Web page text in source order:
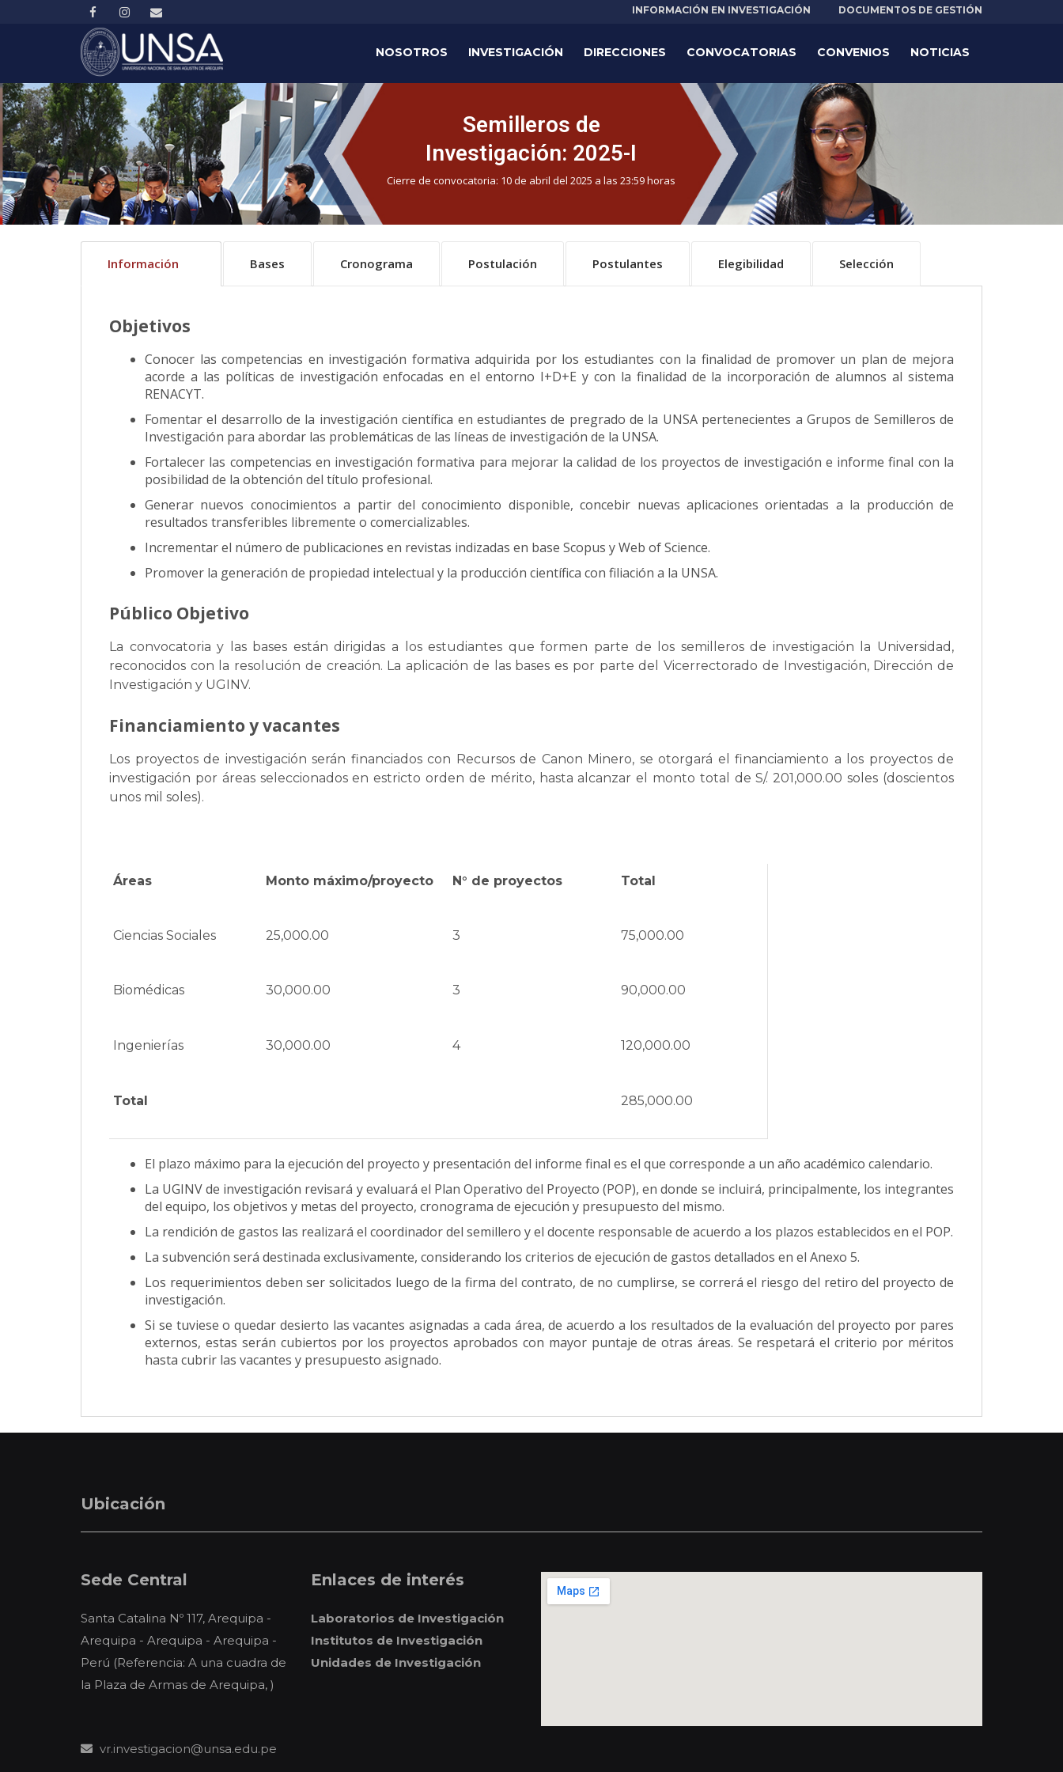
INFORMACIÓN EN INVESTIGACIÓN DOCUMENTOS DE GESTIÓN
NOSOTROS INVESTIGACIÓN DIRECCIONES CONVOCATORIAS CONVENIOS NOTICIAS
Semilleros de
Investigación: 2025-I
Cierre de convocatoria: 10 de abril del 2025 a las 23:59 horas
Información Bases Cronograma Postulación Postulantes Elegibilidad Selección
Objetivos
Conocer las competencias en investigación formativa adquirida por los estudiantes con la finalidad de promover un plan de mejora
acorde a las políticas de investigación enfocadas en el entorno I+D+E y con la finalidad de la incorporación de alumnos al sistema
RENACYT.
Fomentar el desarrollo de la investigación científica en estudiantes de pregrado de la UNSA pertenecientes a Grupos de Semilleros de
Investigación para abordar las problemáticas de las líneas de investigación de la UNSA.
Fortalecer las competencias en investigación formativa para mejorar la calidad de los proyectos de investigación e informe final con la
posibilidad de la obtención del título profesional.
Generar nuevos conocimientos a partir del conocimiento disponible, concebir nuevas aplicaciones orientadas a la producción de
resultados transferibles libremente o comercializables.
Incrementar el número de publicaciones en revistas indizadas en base Scopus y Web of Science.
Promover la generación de propiedad intelectual y la producción científica con filiación a la UNSA.
Público Objetivo
La convocatoria y las bases están dirigidas a los estudiantes que formen parte de los semilleros de investigación la Universidad,
reconocidos con la resolución de creación. La aplicación de las bases es por parte del Vicerrectorado de Investigación, Dirección de
Investigación y UGINV.
Financiamiento y vacantes
Los proyectos de investigación serán financiados con Recursos de Canon Minero, se otorgará el financiamiento a los proyectos de
investigación por áreas seleccionados en estricto orden de mérito, hasta alcanzar el monto total de S/. 201,000.00 soles (doscientos
unos mil soles).
Áreas Monto máximo/proyecto N° de proyectos Total
Ciencias Sociales 25,000.00 3 75,000.00
Biomédicas 30,000.00 3 90,000.00
Ingenierías 30,000.00 4 120,000.00
Total 285,000.00
El plazo máximo para la ejecución del proyecto y presentación del informe final es el que corresponde a un año académico calendario.
La UGINV de investigación revisará y evaluará el Plan Operativo del Proyecto (POP), en donde se incluirá, principalmente, los integrantes
del equipo, los objetivos y metas del proyecto, cronograma de ejecución y presupuesto del mismo.
La rendición de gastos las realizará el coordinador del semillero y el docente responsable de acuerdo a los plazos establecidos en el POP.
La subvención será destinada exclusivamente, considerando los criterios de ejecución de gastos detallados en el Anexo 5.
Los requerimientos deben ser solicitados luego de la firma del contrato, de no cumplirse, se correrá el riesgo del retiro del proyecto de
investigación.
Si se tuviese o quedar desierto las vacantes asignadas a cada área, de acuerdo a los resultados de la evaluación del proyecto por pares
externos, estas serán cubiertos por los proyectos aprobados con mayor puntaje de otras áreas. Se respetará el criterio por méritos
hasta cubrir las vacantes y presupuesto asignado.
Ubicación
Sede Central
Santa Catalina Nº 117, Arequipa -
Arequipa - Arequipa - Arequipa -
Perú (Referencia: A una cuadra de
la Plaza de Armas de Arequipa, )
vr.investigacion@unsa.edu.pe
Enlaces de interés
Laboratorios de Investigación
Institutos de Investigación
Unidades de Investigación